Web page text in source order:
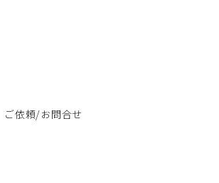
ご依頼/お問合せ